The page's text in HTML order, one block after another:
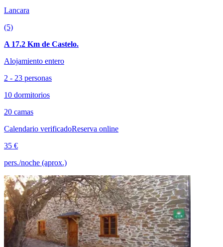
Lancara
(5)
A 17.2 Km de Castelo.
Alojamiento entero
2 - 23 personas
10 dormitorios
20 camas
Calendario verificadoReserva online
35 €
pers./noche (aprox.)